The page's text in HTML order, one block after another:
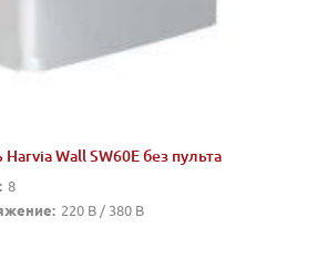
Wall SW60E без пульта
8
220 В / 380 В